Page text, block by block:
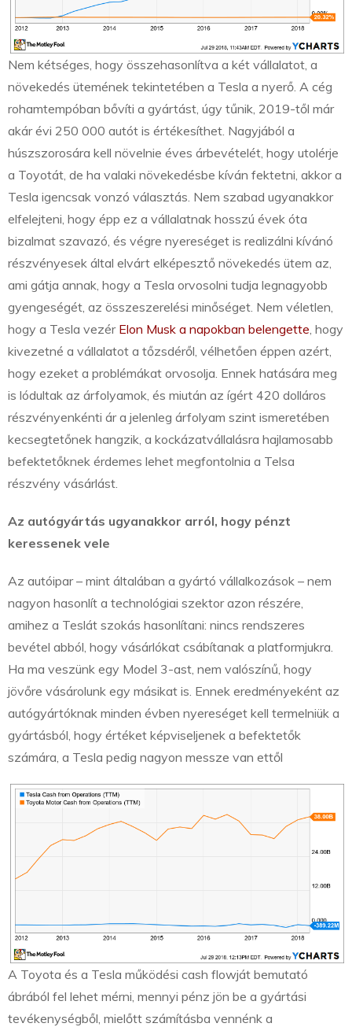
Nem kétséges, hogy összehasonlítva a két vállalatot, a
növekedés ütemének tekintetében a Tesla a nyerő. A cég
rohamtempóban bővíti a gyártást, úgy tűnik, 2019-től már
akár évi 250 000 autót is értékesíthet. Nagyjából a
húszszorosára kell növelnie éves árbevételét, hogy utolérje
a Toyotát, de ha valaki növekedésbe kíván fektetni, akkor a
Tesla igencsak vonzó választás. Nem szabad ugyanakkor
elfelejteni, hogy épp ez a vállalatnak hosszú évek óta
bizalmat szavazó, és végre nyereséget is realizálni kívánó
részvényesek által elvárt elképesztő növekedés ütem az,
ami gátja annak, hogy a Tesla orvosolni tudja legnagyobb
gyengeségét, az összeszerelési minőséget. Nem véletlen,
hogy a Tesla vezér Elon Musk a napokban belengette , hogy
kivezetné a vállalatot a tőzsdéről, vélhetően éppen azért,
hogy ezeket a problémákat orvosolja. Ennek hatására meg
is lódultak az árfolyamok, és miután az ígért 420 dolláros
részvényenkénti ár a jelenleg árfolyam szint ismeretében
kecsegtetőnek hangzik, a kockázatvállalásra hajlamosabb
befektetőknek érdemes lehet megfontolnia a Telsa
részvény vásárlást.
Az autógyártás ugyanakkor arról, hogy pénzt
keressenek vele
Az autóipar – mint általában a gyártó vállalkozások – nem
nagyon hasonlít a technológiai szektor azon részére,
amihez a Teslát szokás hasonlítani: nincs rendszeres
bevétel abból, hogy vásárlókat csábítanak a platformjukra.
Ha ma veszünk egy Model 3-ast, nem valószínű, hogy
jövőre vásárolunk egy másikat is. Ennek eredményeként az
autógyártóknak minden évben nyereséget kell termelniük a
gyártásból, hogy értéket képviseljenek a befektetők
számára, a Tesla pedig nagyon messze van ettől
A Toyota és a Tesla működési cash flowját bemutató
ábrából fel lehet mérni, mennyi pénz jön be a gyártási
tevékenységből, mielőtt számításba vennénk a